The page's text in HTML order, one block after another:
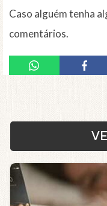
Caso alguém tenha
comentários.